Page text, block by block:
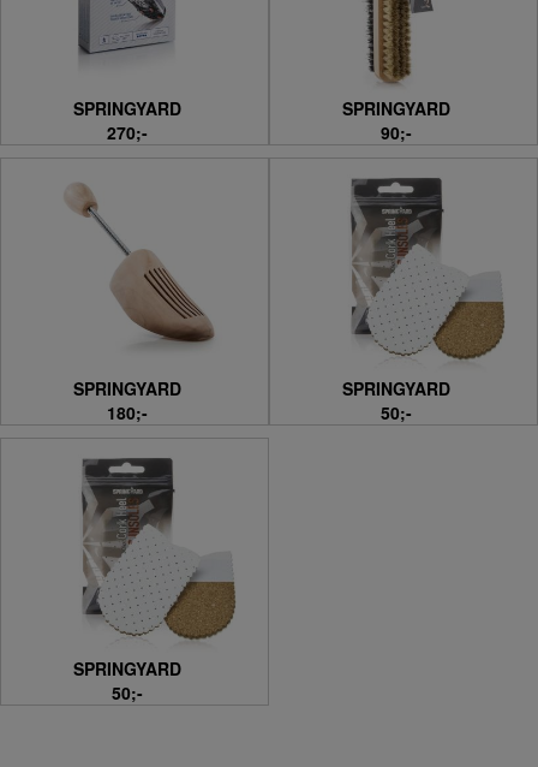
SPRINGYARD
270;-
SPRINGYARD
90;-
SPRINGYARD
180;-
SPRINGYARD
50;-
SPRINGYARD
50;-